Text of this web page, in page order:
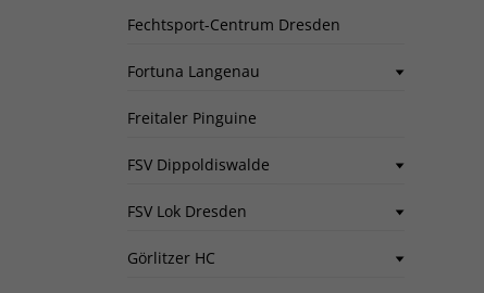
Fechtsport-Centrum Dresden
Fortuna Langenau
Freitaler Pinguine
FSV Dippoldiswalde
FSV Lok Dresden
Görlitzer HC